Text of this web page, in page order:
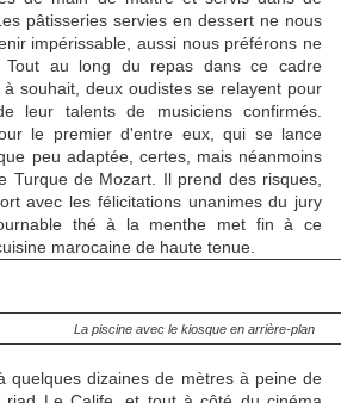
pâtisseries servies en dessert ne nous
impérissable, aussi nous préférons ne
Tout au long du repas dans ce cadre
souhait, deux oudistes se relayent pour
leur talents de musiciens confirmés.
le premier d'entre eux, qui se lance
peu adaptée, certes, mais néanmoins
Turque de Mozart. Il prend des risques,
avec les félicitations unanimes du jury
thé à la menthe met fin à ce
marocaine de haute tenue.
La piscine avec le kiosque en arrière-plan
quelques dizaines de mètres à peine de